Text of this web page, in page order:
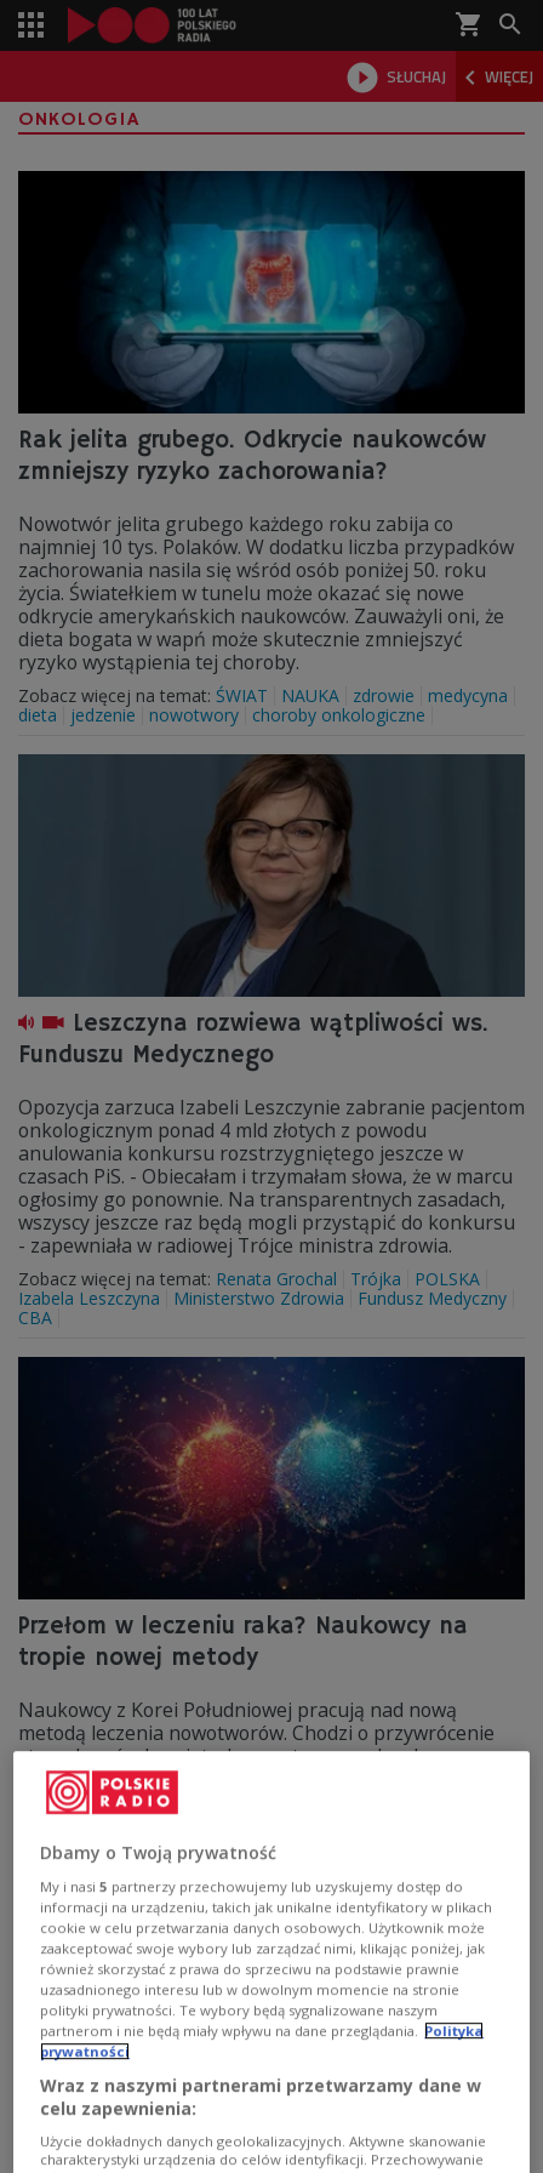
shopping_cart 
 SŁUCHAJ  WIĘCEJ

ONKOLOGIA
Rak jelita grubego. Odkrycie naukowców
zmniejszy ryzyko zachorowania?
Nowotwór jelita grubego każdego roku zabija co
najmniej 10 tys. Polaków. W dodatku liczba przypadków
zachorowania nasila się wśród osób poniżej 50. roku
życia. Światełkiem w tunelu może okazać się nowe
odkrycie amerykańskich naukowców. Zauważyli oni, że
dieta bogata w wapń może skutecznie zmniejszyć
ryzyko wystąpienia tej choroby.
Zobacz więcej na temat: ŚWIAT NAUKA zdrowie
medycyna
dieta
jedzenie nowotwory choroby onkologiczne
Leszczyna rozwiewa wątpliwości ws.
Funduszu Medycznego
Opozycja zarzuca Izabeli Leszczynie zabranie pacjentom
onkologicznym ponad 4 mld złotych z powodu
anulowania konkursu rozstrzygniętego jeszcze w
czasach PiS. - Obiecałam i trzymałam słowa, że w marcu
ogłosimy go ponownie. Na transparentnych zasadach,
wszyscy jeszcze raz będą mogli przystąpić do konkursu
- zapewniała w radiowej Trójce ministra zdrowia.
Zobacz więcej na temat: Renata Grochal Trójka
POLSKA
Izabela Leszczyna
Ministerstwo Zdrowia
Fundusz Medyczny
CBA
Przełom w leczeniu raka? Naukowcy na
tropie nowej metody
Naukowcy z Korei Południowej pracują nad nową
metodą leczenia nowotworów. Chodzi o przywrócenie
stanu komórek, zajętych nowotworem, do zdrowszego
stadium. Do odkrycia badaczy z optymizmem podchodzi
dr Tiffany Troso-Sandoval, znana brytyjska onkolog.
Korea Południowa
choroba Polskie Radio 24
Dbamy o Twoją prywatność
My i nasi5 partnerzy przechowujemy lub uzyskujemy dostęp do
informacji na urządzeniu, takich jak unikalne identyfikatory w plikach
cookie w celu przetwarzania danych osobowych. Użytkownik może
zaakceptować swoje wybory lub zarządzać nimi, klikając poniżej, jak
również skorzystać z prawa do sprzeciwu na podstawie prawnie
uzasadnionego interesu lub w dowolnym momencie na stronie
polityki prywatności. Te wybory będą sygnalizowane naszym
partnerom i nie będą miały wpływu na dane przeglądania. Polityka
prywatności
Wraz z naszymi partnerami przetwarzamy dane w
celu zapewnienia:
Użycie dokładnych danych geolokalizacyjnych. Aktywne skanowanie
charakterystyki urządzenia do celów identyfikacji. Przechowywanie